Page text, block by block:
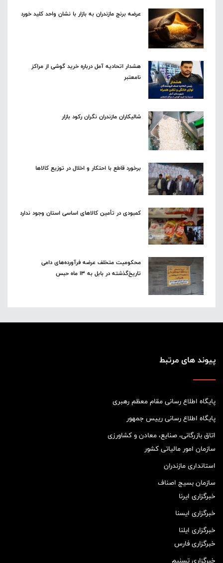
عرضه برنج مازندران به بازار با نشان واحد کلید خورد
هشدار اتحادیه آمل درباره خرید گوشی از مراکز
نامعتبر
شالیکاران مازندران نگران رکود بازار
برخورد قاطع با احتکار و اخلال در توزیع کالاها
کمبودی در تأمین کالاهای اساسی استان وجود ندارد
محکومیت متخلف عرضه فرآورده‌های دامی
تاریخ‌گذشته در بابل به ۱۳ ماه حبس
پیوند های مرتبط
پایگاه اطلاع رسانی مقام معظم رهبری
پایگاه اطلاع رسانی رییس جمهور
اتاق بازرگانی، صنایع، معادن و کشاورزی
سازمان امور مالیاتی کشور
استانداری مازندران
سازمان بسیج اصناف
خبرگزاری ایرنا
خبرگزاری ایسنا
خبرگزاری ایلنا
خبرگزاری فارس
خبرگزاری تسنیم